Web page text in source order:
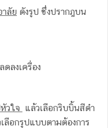
ลัย ดังรูป ซึ่งปรากฎบน
ลงเครื่อง
วใจ แล้วเลือกริบบิ้นสีดำ
อกรูปแบบตามต้องการ